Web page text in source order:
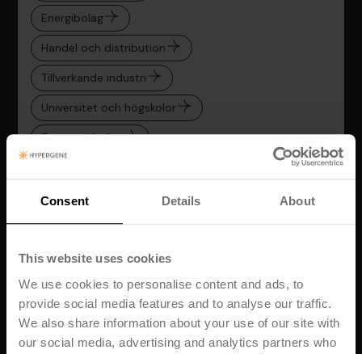
Consent Details About
This website uses cookies
We use cookies to personalise content and ads, to
provide social media features and to analyse our traffic.
We also share information about your use of our site with
our social media, advertising and analytics partners who
Energibolag
Handel och distribution
Tillverkande industri
Universitet och högskolor
Transportbolag
CFO och ekonomiteam
PMO och projektledare